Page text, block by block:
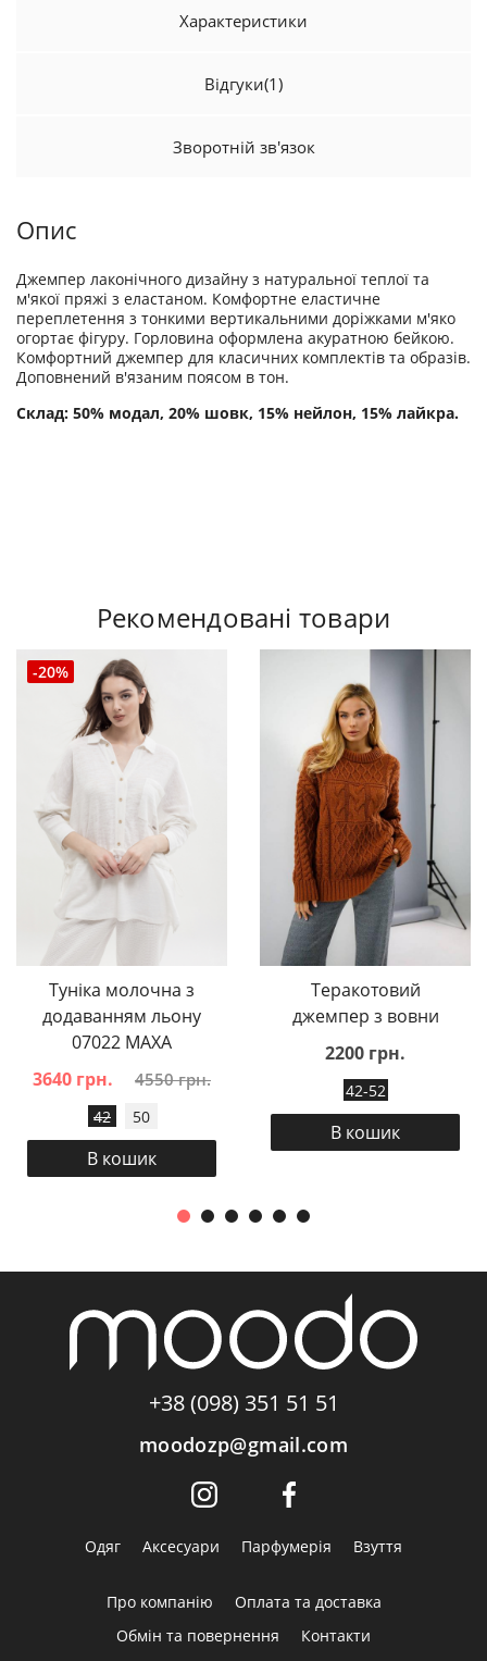
Характеристики
Відгуки(1)
Зворотній зв'язок
Опис
Джемпер лаконічного дизайну з натуральної теплої та
м'якої пряжі з еластаном. Комфортне еластичне
переплетення з тонкими вертикальними доріжками м'яко
огортає фігуру. Горловина оформлена акуратною бейкою.
Комфортний джемпер для класичних комплектів та образів.
Доповнений в'язаним поясом в тон.
Склад: 50% модал, 20% шовк, 15% нейлон, 15% лайкра.
Рекомендовані товари
-20%
Туніка молочна з
додаванням льону
07022 MAXA
3640 грн.
4550 грн.
42 50
В кошик
Теракотовий
джемпер з вовни
2200 грн.
42-52
В кошик
+38 (098) 351 51 51
moodozp@gmail.com
Одяг Аксесуари Парфумерія Взуття
Про компанію
Оплата та доставка
Обмін та повернення
Контакти